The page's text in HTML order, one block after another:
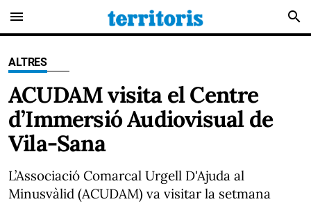
menu search
ALTRES
ACUDAM visita el Centre
d’Immersió Audiovisual de
Vila-Sana
L’Associació Comarcal Urgell D'Ajuda al
Minusvàlid (ACUDAM) va visitar la setmana